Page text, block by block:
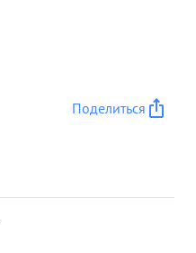
Поделиться